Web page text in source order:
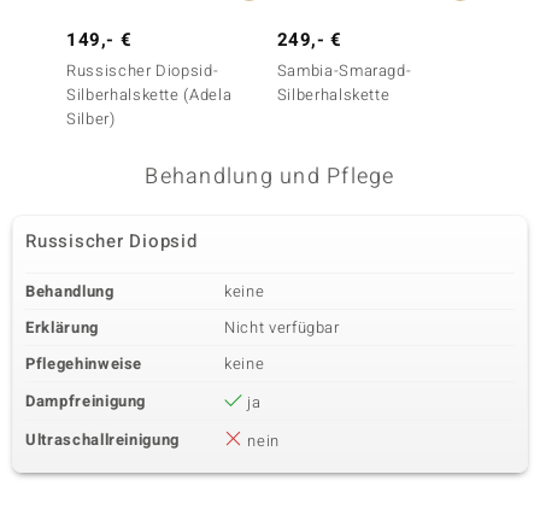
149,- €
Russischer Diopsid-
Silberhalskette (Adela
Silber)
249,- €
Sambia-Smaragd-
Silberhalskette
Behandlung und Pflege
Russischer Diopsid
Behandlung
keine
Erklärung
Nicht verfügbar
Pflegehinweise
keine
Dampfreinigung
ja
Ultraschallreinigung
nein